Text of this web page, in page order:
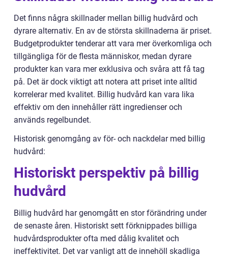
Det finns några skillnader mellan billig hudvård och
dyrare alternativ. En av de största skillnaderna är priset.
Budgetprodukter tenderar att vara mer överkomliga och
tillgängliga för de flesta människor, medan dyrare
produkter kan vara mer exklusiva och svåra att få tag
på. Det är dock viktigt att notera att priset inte alltid
korrelerar med kvalitet. Billig hudvård kan vara lika
effektiv om den innehåller rätt ingredienser och
används regelbundet.
Historisk genomgång av för- och nackdelar med billig
hudvård:
Historiskt perspektiv på billig
hudvård
Billig hudvård har genomgått en stor förändring under
de senaste åren. Historiskt sett förknippades billiga
hudvårdsprodukter ofta med dålig kvalitet och
ineffektivitet. Det var vanligt att de innehöll skadliga